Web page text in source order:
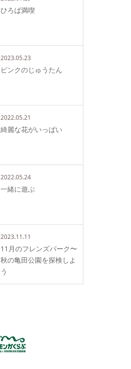
ひろば満喫
2023.05.23
ピンクのじゅうたん
2022.05.21
綺麗な花がいっぱい
2022.05.24
一緒に遊ぶ
2023.11.11
11月のフレンズパーク〜
秋の亀田公園を探検しよ
う